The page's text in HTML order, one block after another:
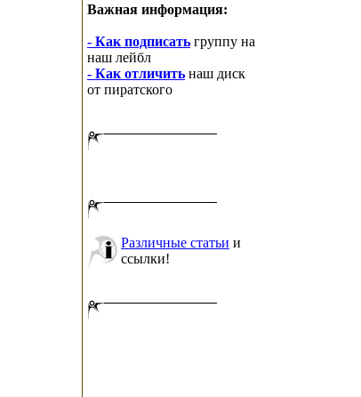
Важная информация:
- Как подписать группу на
наш лейбл
- Как отличить наш диск
от пиратского
Различные статьи и
ссылки!